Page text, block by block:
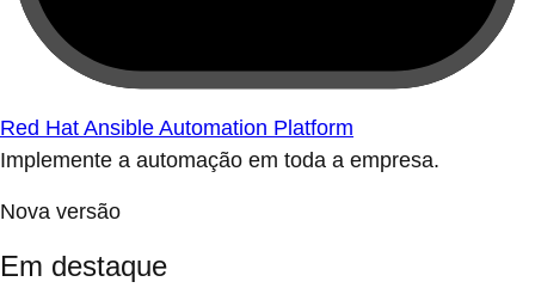
Red Hat Ansible Automation Platform
Implemente a automação em toda a empresa.
Nova versão
Em destaque